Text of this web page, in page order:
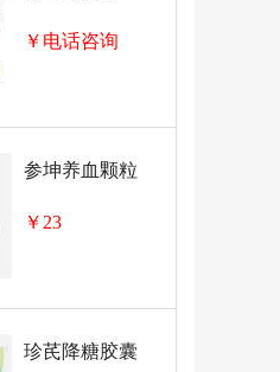
￥电话咨询
参坤养血颗粒
￥23
珍芪降糖胶囊